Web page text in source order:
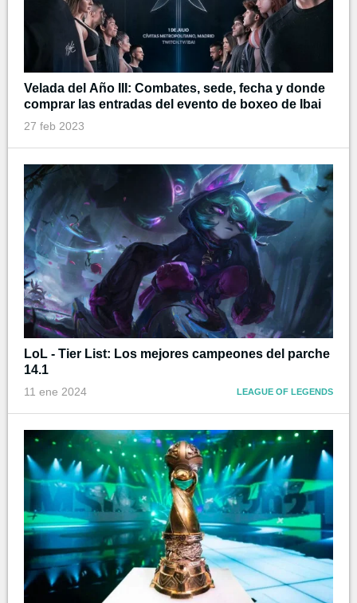
Velada del Año III: Combates, sede, fecha y donde
comprar las entradas del evento de boxeo de Ibai
27 feb 2023
LoL - Tier List: Los mejores campeones del parche
14.1
11 ene 2024 LEAGUE OF LEGENDS